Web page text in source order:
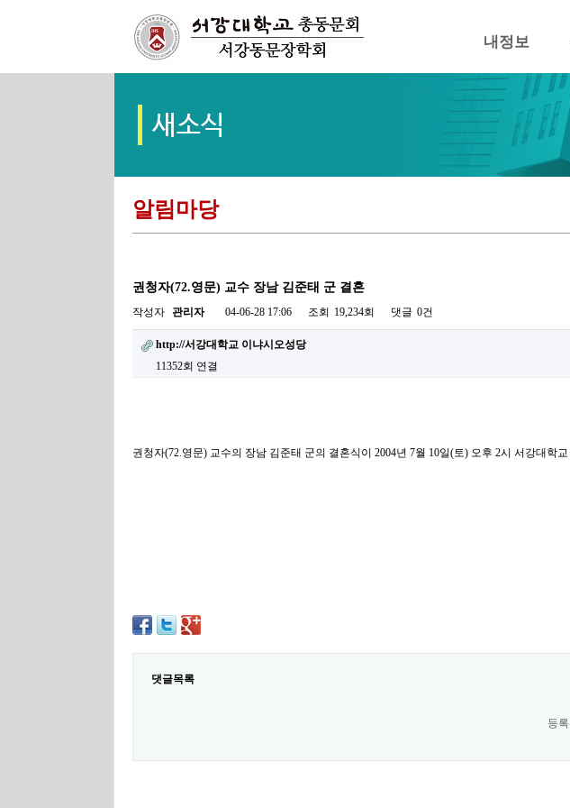
내정보
알림마당
권청자(72.영문) 교수 장남 김준태 군 결혼
작성자 관리자 04-06-28 17:06 조회 19,234회 댓글 0건
http://서강대학교 이냐시오성당
11352회 연결
권청자(72.영문) 교수의 장남 김준태 군의 결혼식이 2004년 7월 10일(토) 오후 2시 서강대
댓글목록
등